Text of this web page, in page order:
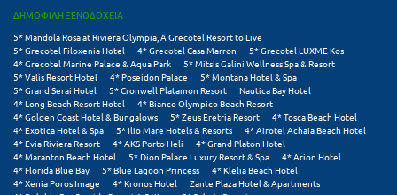
Μπούκα Μεσσηνίας
Μύκονος
Μυστράς
Μυτιλήνη
Ν
ΔΗΜΟΦΙΛΗ ΞΕΝΟΔΟΧΕΙΑ
5* Mandola Rosa at Riviera Olympia, A Grecotel Resort to Live
5* Grecotel Filoxenia Hotel
4* Grecotel Casa Marron
5* Grecotel LUXME Kos
4* Grecotel Marine Palace & Aqua Park
5* Mitsis Galini Wellness Spa & Resort
5* Valis Resort Hotel
4* Poseidon Palace
5* Montana Hotel & Spa
5* Grand Serai Hotel
5* Cronwell Platamon Resort
Nautica Bay Hotel
4* Long Beach Resort Hotel
4* Bianco Olympico Beach Resort
4* Golden Coast Hotel & Bungalows
5* Zeus Eretria Resort
4* Tosca Beach Hotel
4* Exotica Hotel & Spa
5* Ilio Mare Hotels & Resorts
4* Airotel Achaia Beach Hotel
4* Evia Riviera Resort
4* AKS Porto Heli
4* Grand Platon Hotel
4* Maranton Beach Hotel
5* Dion Palace Luxury Resort & Spa
4* Arion Hotel
4* Florida Blue Bay
5* Blue Lagoon Princess
4* Klelia Beach Hotel
4* Xenia Poros Image
4* Kronos Hotel
Zante Plaza Hotel & Apartments